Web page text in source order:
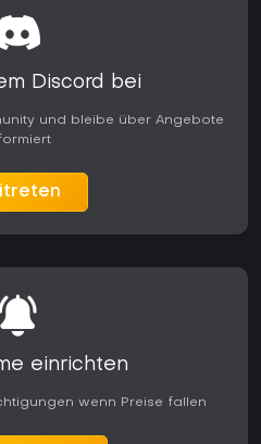
Discord bei
und bleibe über Angebote
einrichten
wenn Preise fallen